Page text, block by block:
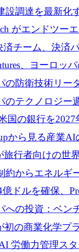
ジェンスをもた
設調達を最新化
がエンドツー
トフォームを拡
調達
済チーム、決済
ームNopanのた
調達
、ヨーロッ
放するために1億
立ち上げる
の防衛技術リー
億ドルの評価額
のテクノロジー
える 70 以上のテ
国の銀行を
語る
から見る産業
の道筋
旅行者向けの世
ームを拡大する
約からエネルギ
Gobi X がヨーロ
億ドルを確保、
ーロを獲得、
への投資：ベン
に高い水準に到
初の商業化学プ
万ユーロ以上の
労働力管理スタ